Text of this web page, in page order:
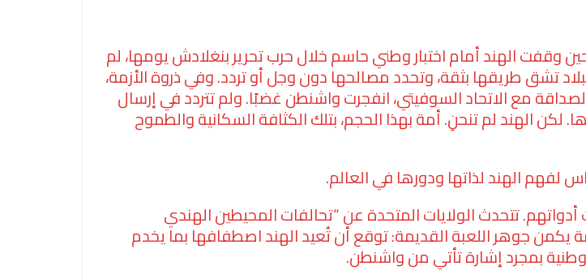
الباكستانية ،حين وقفت الهند أمام اختبار وطني حاسم خلال حرب تحرير بنغلادش يومها، لم
تشق طريقها بثقة، وتحدد مصالحها دون وجل أو تردد. وفي ذروة الأزمة،
مع الاتحاد السوفيتي، انفجرت واشنطن غضبًا. ولم تتردد في إرسال
لكن الهند لم تنحنِ. أمة بهذا الحجم، بتلك الكثافة السكانية والطموح
لفهم الهند لذاتها ودورها في العالم.
تتحدث الولايات المتحدة عن “تحالفات المحيطين الهندي
يكمن جوهر اللعبة القديمة: توقع أن تُعيد الهند اصطفافها بما يخدم
بمجرد إشارة تأتي من واشنطن.